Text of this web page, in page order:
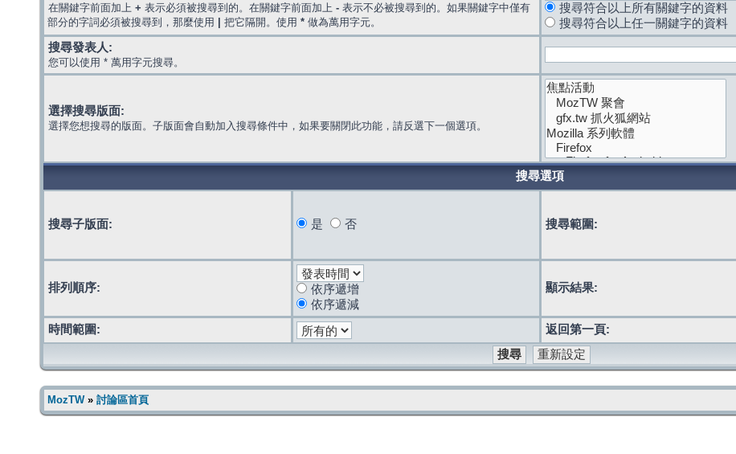
在關鍵字前面加上 + 表示必須被搜尋到的。在關鍵字前面加上 - 表示不必被搜尋到的。如果關鍵字中僅有
部分的字詞必須被搜尋到，那麼使用
把它隔開。使用 * 做為萬用字元。
搜尋符合以上所有關鍵字的資料
搜尋符合以上任一關鍵字的資料
搜尋發表人:
您可以使用 * 萬用字元搜尋。
選擇搜尋版面:
選擇您想搜尋的版面。子版面會自動加入搜尋條件中，如果要關閉此功能，請反選下一個選項。
搜尋選項
搜尋子版面: 是 否 搜尋範圍:
排列順序:
依序遞增
依序遞減
顯示結果:
時間範圍: 返回第一頁:
MozTW» 討論區首頁